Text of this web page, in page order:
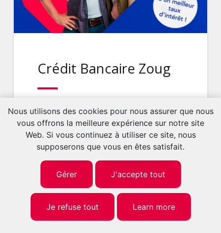
Crédit Bancaire Zoug
Guide pour demander un crédit
bancaire à Zoug Demander un crédit
bancaire à Zoug demande une
préparation sérieuse, une bonne
compréhension de son budget et une
présentation claire de son besoin de
financement. Que la demande...
Lire l’article →
Nous utilisons des cookies pour nous assurer que nous
vous offrons la meilleure expérience sur notre site
Web. Si vous continuez à utiliser ce site, nous
supposerons que vous en êtes satisfait.
Gérer J'accepte tout
Je refuse tout Learn more